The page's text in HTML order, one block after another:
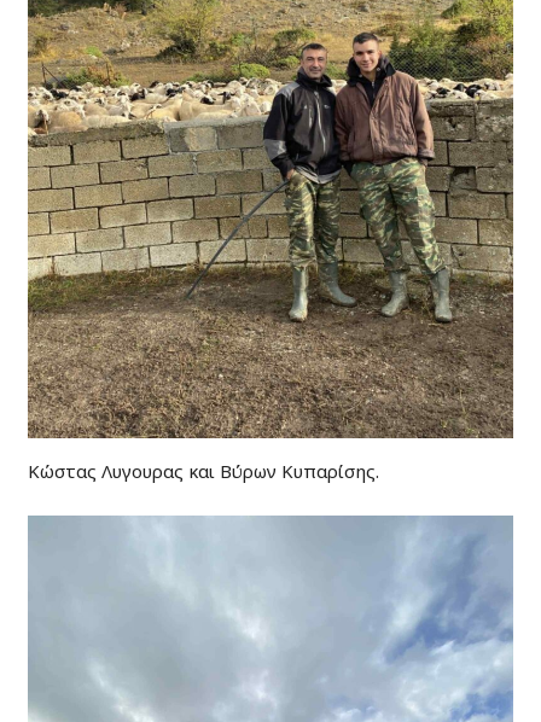
Κώστας Λυγουρας και Βύρων Κυπαρίσης.